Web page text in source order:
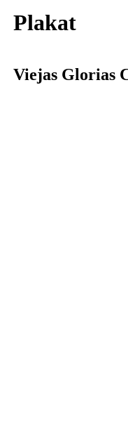
Plakat
Viejas Glorias